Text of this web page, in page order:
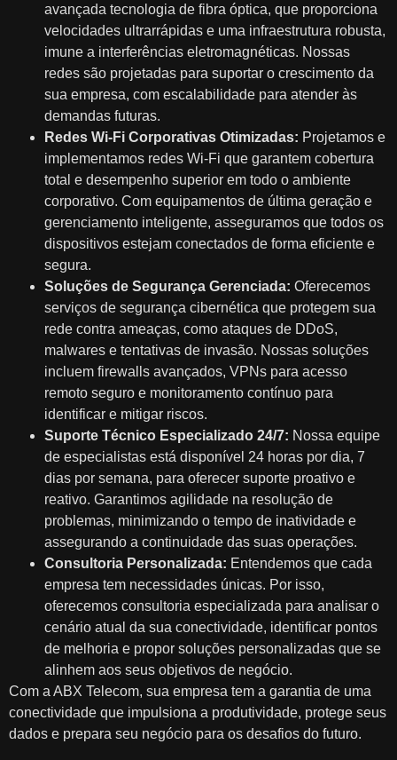
avançada tecnologia de fibra óptica, que proporciona
velocidades ultrarrápidas e uma infraestrutura robusta,
imune a interferências eletromagnéticas. Nossas
redes são projetadas para suportar o crescimento da
sua empresa, com escalabilidade para atender às
demandas futuras.
Redes Wi-Fi Corporativas Otimizadas: Projetamos e
implementamos redes Wi-Fi que garantem cobertura
total e desempenho superior em todo o ambiente
corporativo. Com equipamentos de última geração e
gerenciamento inteligente, asseguramos que todos os
dispositivos estejam conectados de forma eficiente e
segura.
Soluções de Segurança Gerenciada: Oferecemos
serviços de segurança cibernética que protegem sua
rede contra ameaças, como ataques de DDoS,
malwares e tentativas de invasão. Nossas soluções
incluem firewalls avançados, VPNs para acesso
remoto seguro e monitoramento contínuo para
identificar e mitigar riscos.
Suporte Técnico Especializado 24/7: Nossa equipe
de especialistas está disponível 24 horas por dia, 7
dias por semana, para oferecer suporte proativo e
reativo. Garantimos agilidade na resolução de
problemas, minimizando o tempo de inatividade e
assegurando a continuidade das suas operações.
Consultoria Personalizada: Entendemos que cada
empresa tem necessidades únicas. Por isso,
oferecemos consultoria especializada para analisar o
cenário atual da sua conectividade, identificar pontos
de melhoria e propor soluções personalizadas que se
alinhem aos seus objetivos de negócio.
Com a ABX Telecom, sua empresa tem a garantia de uma
conectividade que impulsiona a produtividade, protege seus
dados e prepara seu negócio para os desafios do futuro.